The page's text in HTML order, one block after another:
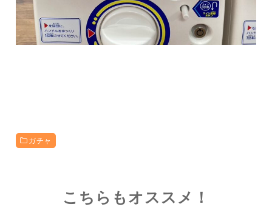
ガチャ
こちらもオススメ！